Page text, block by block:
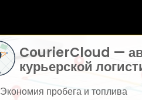
CourierCloud —
курьерской
Экономия пробега и топлива